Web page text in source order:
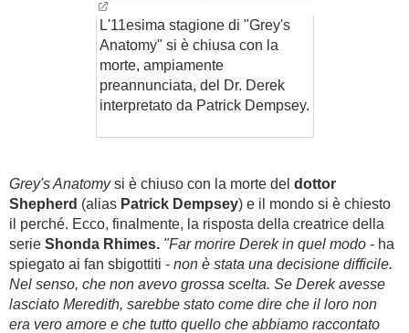
L'11esima stagione di "Grey's
Anatomy" si è chiusa con la
morte, ampiamente
preannunciata, del Dr. Derek
interpretato da Patrick Dempsey.
Grey's Anatomysi è chiuso con la morte del dottor
Shepherd (alias Patrick Dempsey) e il mondo si è chiesto
il perché. Ecco, finalmente, la risposta della creatrice della
serie Shonda Rhimes. "Far morire Derek in quel modo - ha
spiegato ai fan sbigottiti - non è stata una decisione difficile.
Nel senso, che non avevo grossa scelta. Se Derek avesse
lasciato Meredith, sarebbe stato come dire che il loro non
era vero amore e che tutto quello che abbiamo raccontato